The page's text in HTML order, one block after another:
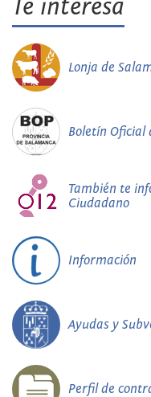
Te interesa
Lonja de
Boletín Oficial
También te
Ciudadano
Información
Ayudas y
Perfil de